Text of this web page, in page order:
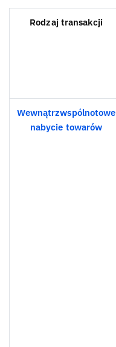
Rodzaj transakcji
Wewnątrzwspólnotowe
nabycie towarów